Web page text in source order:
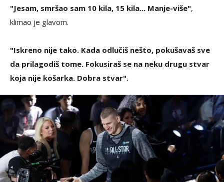
"Jesam, smršao sam 10 kila, 15 kila... Manje-više",
klimao je glavom.
"Iskreno nije tako. Kada odlučiš nešto, pokušavaš sve
da prilagodiš tome. Fokusiraš se na neku drugu stvar
koja nije košarka. Dobra stvar".